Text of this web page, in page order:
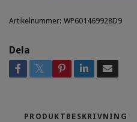
Artikelnummer: WP601469928D9
Dela
PRODUKTBESKRIVNING